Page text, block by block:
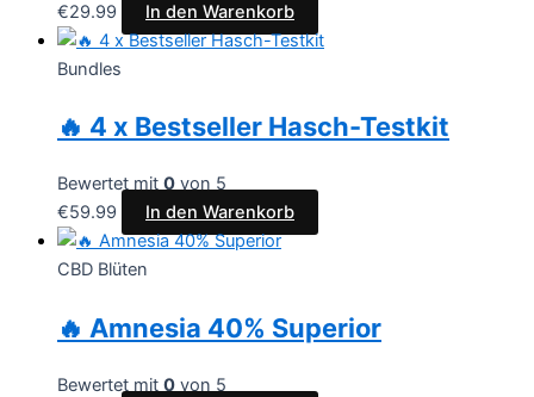
€29.99 In den Warenkorb
Bundles
🔥 4 x Bestseller Hasch-Testkit
Bewertet mit 0 von 5
€59.99 In den Warenkorb
CBD Blüten
🔥 Amnesia 40% Superior
Bewertet mit 0 von 5